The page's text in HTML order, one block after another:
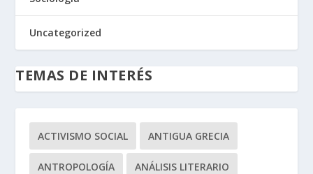
Uncategorized
TEMAS DE INTERÉS
ACTIVISMO SOCIAL ANTIGUA GRECIA
ANTROPOLOGÍA ANÁLISIS LITERARIO